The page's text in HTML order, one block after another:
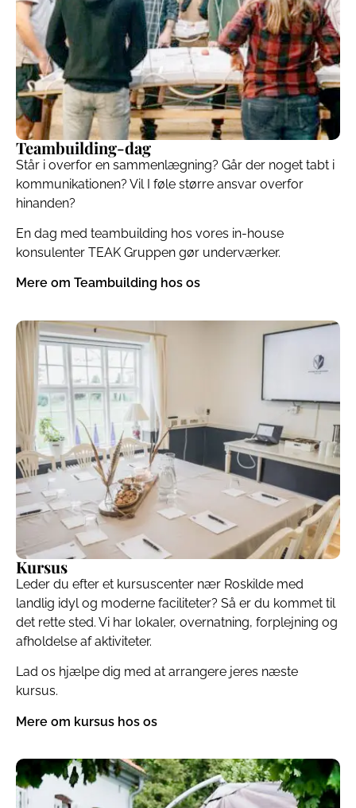
Teambuilding-dag
Står i overfor en sammenlægning? Går der noget tabt i
kommunikationen? Vil I føle større ansvar overfor
hinanden?
En dag med teambuilding hos vores in-house
konsulenter TEAK Gruppen gør underværker.
Mere om Teambuilding hos os
Kursus
Leder du efter et kursuscenter nær Roskilde med
landlig idyl og moderne faciliteter? Så er du kommet til
det rette sted. Vi har lokaler, overnatning, forplejning og
afholdelse af aktiviteter.
Lad os hjælpe dig med at arrangere jeres næste
kursus.
Mere om kursus hos os